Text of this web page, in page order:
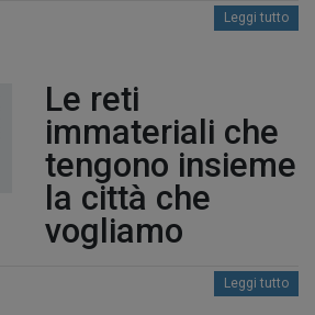
Leggi tutto
Le reti
immateriali che
tengono insieme
la città che
vogliamo
Leggi tutto